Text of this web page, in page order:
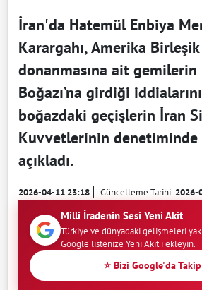
İran'da Hatemül Enbiya
Karargahı, Amerika
donanmasına ait gemilerin
Boğazı’na girdiği
boğazdaki geçişlerin İran
Kuvvetlerinin denetiminde
açıkladı.
2026-04-11 23:18 Güncelleme Tarihi:2026-
Milli İradenin Sesi Yeni Akit
Türkiye ve dünyadaki gelişmeleri
Google listenize Yeni Akit'i ekleyin.
⭐ Bizi Google'da